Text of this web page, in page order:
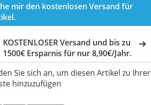
mir den kostenlosen Versand für
KOSTENLOSER Versand und bis zu
1500€ Ersparnis für nur 8,90€/Jahr.
Sie sich an, um diesen Artikel zu Ihrer
hinzuzufügen